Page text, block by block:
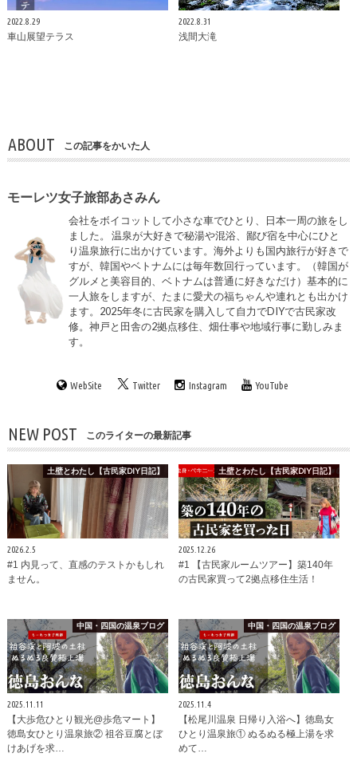
2022.8.29
車山展望テラス
2022.8.31
浅間大滝
ABOUT この記事をかいた人
モーレツ女子旅部あさみん
会社をボイコットして小さな車でひとり、日本一周の旅をし
ました。 温泉が大好きで秘湯や混浴、鄙び宿を中心にひと
り温泉旅行に出かけています。海外よりも国内旅行が好きで
すが、韓国やベトナムには毎年数回行っています。（韓国が
グルメと美容目的、ベトナムは普通に好きなだけ）基本的に
一人旅をしますが、たまに愛犬の福ちゃんや連れとも出かけ
ます。2025年冬に古民家を購入して自力でDIYで古民家改
修。神戸と田舎の2拠点移住、畑仕事や地域行事に勤しみま
す。
WebSite Twitter Instagram YouTube
NEW POST このライターの最新記事
土壁とわたし【古民家DIY日記】
2026.2.5
#1 内見って、直感のテストかもしれ
ません。
土壁とわたし【古民家DIY日記】
2025.12.26
#1 【古民家ルームツアー】築140年
の古民家買って2拠点移住生活！
中国・四国の温泉ブログ
2025.11.11
【大歩危ひとり観光@歩危マート】
徳島女ひとり温泉旅② 祖谷豆腐とぼ
けあげを求…
中国・四国の温泉ブログ
2025.11.4
【松尾川温泉 日帰り入浴へ】徳島女
ひとり温泉旅① ぬるぬる極上湯を求
めて…